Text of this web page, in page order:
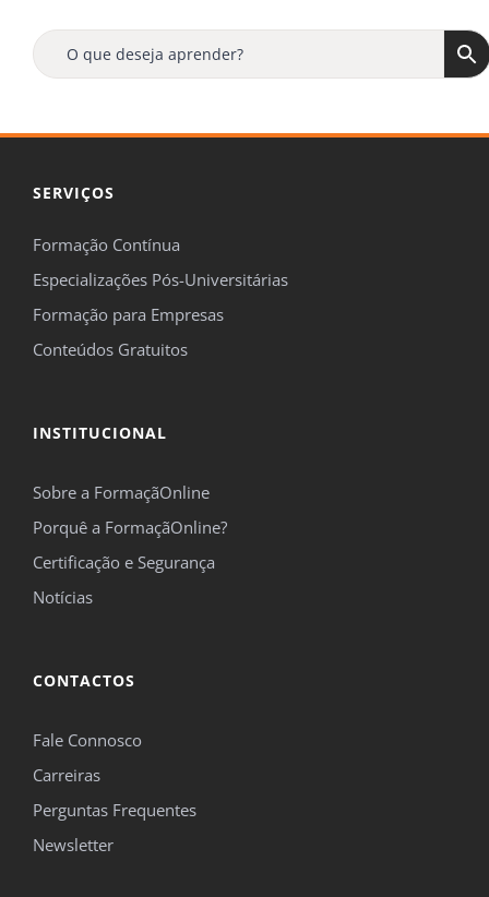
SERVIÇOS
Formação Contínua
Especializações Pós-Universitárias
Formação para Empresas
Conteúdos Gratuitos
INSTITUCIONAL
Sobre a FormaçãOnline
Porquê a FormaçãOnline?
Certificação e Segurança
Notícias
CONTACTOS
Fale Connosco
Carreiras
Perguntas Frequentes
Newsletter